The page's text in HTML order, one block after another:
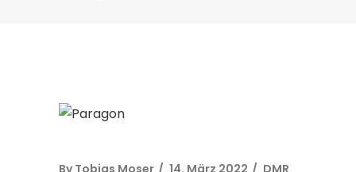
By Tobias Moser 14. März 2022 DMR